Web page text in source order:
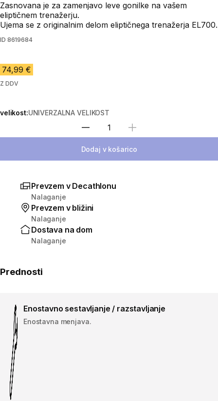
Zasnovana je za zamenjavo leve gonilke na vašem
eliptičnem trenažerju.
Ujema se z originalnim delom eliptičnega trenažerja EL700.
ID 8619684
74,99 €
Z DDV
velikost:UNIVERZALNA VELIKOST
Izberite količino
Dodaj v košarico
Prevzem v Decathlonu
Nalaganje
Prevzem v bližini
Nalaganje
Dostava na dom
Nalaganje
Prednosti
Enostavno sestavljanje / razstavljanje
Enostavna menjava.